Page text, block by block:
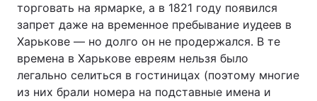
торговать на ярмарке, а в 1821 году появился
запрет даже на временное пребывание иудеев в
Харькове — но долго он не продержался. В те
времена в Харькове евреям нельзя было
легально селиться в гостиницах (поэтому многие
из них брали номера на подставные имена и